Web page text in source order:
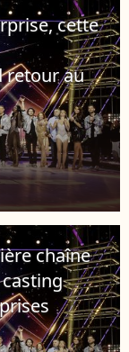
cette
retour au
chaîne